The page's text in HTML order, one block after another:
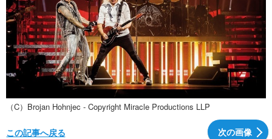
（C）Brojan Hohnjec - Copyright Miracle Productions LLP
次の画像
この記事へ戻る